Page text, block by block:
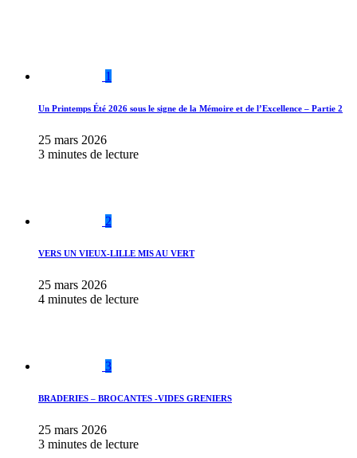
1
Un Printemps Été 2026 sous le signe de la Mémoire et de l’Excellence – Partie 2
25 mars 2026
3 minutes de lecture
2
VERS UN VIEUX-LILLE MIS AU VERT
25 mars 2026
4 minutes de lecture
3
BRADERIES – BROCANTES -VIDES GRENIERS
25 mars 2026
3 minutes de lecture